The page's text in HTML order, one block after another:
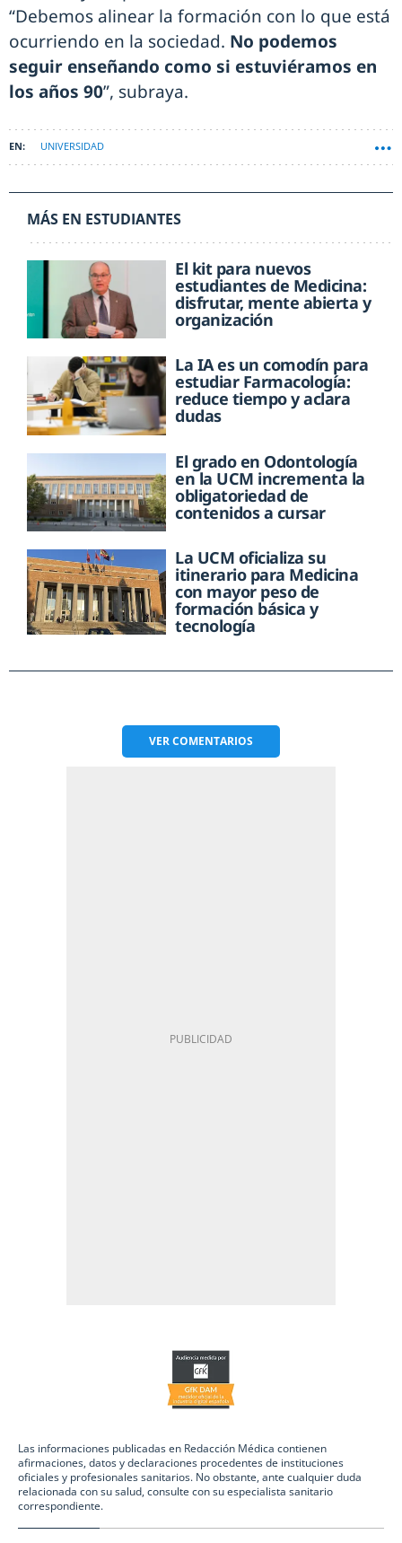
“Debemos alinear la formación con lo que está
ocurriendo en la sociedad. No podemos
seguir enseñando como si estuviéramos en
los años 90”, subraya.
UNIVERSIDAD
MÁS EN ESTUDIANTES
El kit para nuevos
estudiantes de Medicina:
disfrutar, mente abierta y
organización
La IA es un comodín para
estudiar Farmacología:
reduce tiempo y aclara
dudas
El grado en Odontología
en la UCM incrementa la
obligatoriedad de
contenidos a cursar
La UCM oficializa su
itinerario para Medicina
con mayor peso de
formación básica y
tecnología
VERCOMENTARIOS
Las informaciones publicadas en Redacción Médica contienen
afirmaciones, datos y declaraciones procedentes de instituciones
oficiales y profesionales sanitarios. No obstante, ante cualquier duda
relacionada con su salud, consulte con su especialista sanitario
correspondiente.